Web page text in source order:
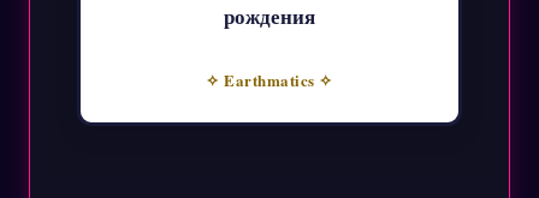
рождения
✧ Earthmatics ✧